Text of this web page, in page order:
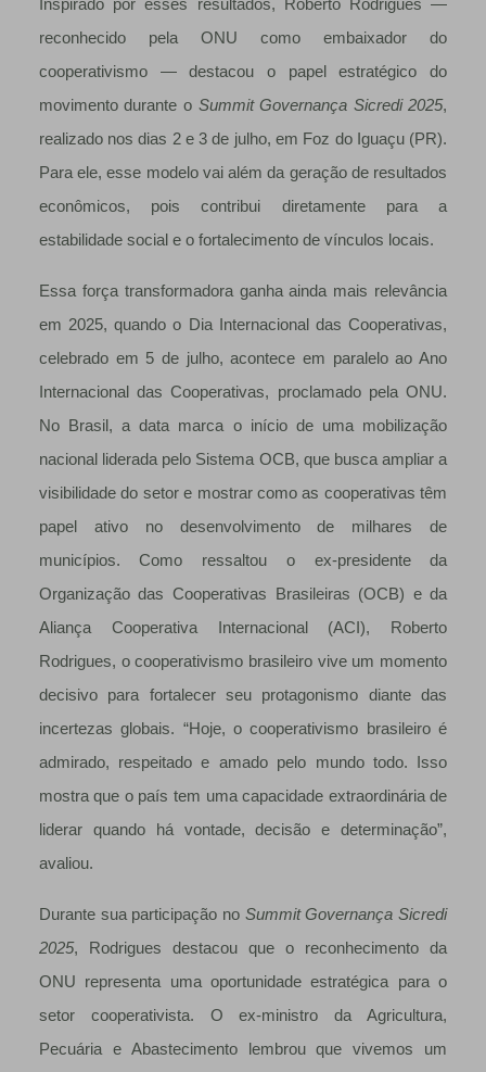
Inspirado por esses resultados, Roberto Rodrigues —
reconhecido pela ONU como embaixador do
cooperativismo — destacou o papel estratégico do
movimento durante o Summit Governança Sicredi 2025,
realizado nos dias 2 e 3 de julho, em Foz do Iguaçu (PR).
Para ele, esse modelo vai além da geração de resultados
econômicos, pois contribui diretamente para a
estabilidade social e o fortalecimento de vínculos locais.
Essa força transformadora ganha ainda mais relevância
em 2025, quando o Dia Internacional das Cooperativas,
celebrado em 5 de julho, acontece em paralelo ao Ano
Internacional das Cooperativas, proclamado pela ONU.
No Brasil, a data marca o início de uma mobilização
nacional liderada pelo Sistema OCB, que busca ampliar a
visibilidade do setor e mostrar como as cooperativas têm
papel ativo no desenvolvimento de milhares de
municípios. Como ressaltou o ex-presidente da
Organização das Cooperativas Brasileiras (OCB) e da
Aliança Cooperativa Internacional (ACI), Roberto
Rodrigues, o cooperativismo brasileiro vive um momento
decisivo para fortalecer seu protagonismo diante das
incertezas globais. “Hoje, o cooperativismo brasileiro é
admirado, respeitado e amado pelo mundo todo. Isso
mostra que o país tem uma capacidade extraordinária de
liderar quando há vontade, decisão e determinação”,
avaliou.
Durante sua participação no Summit Governança Sicredi
2025, Rodrigues destacou que o reconhecimento da
ONU representa uma oportunidade estratégica para o
setor cooperativista. O ex-ministro da Agricultura,
Pecuária e Abastecimento lembrou que vivemos um